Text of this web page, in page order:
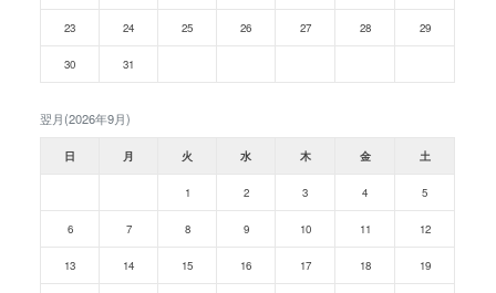
23 24 25 26 27 28 29
30 31
翌月(2026年9月)
日 月 火 水 木 金 土
1 2 3 4 5
6 7 8 9 10 11 12
13 14 15 16 17 18 19